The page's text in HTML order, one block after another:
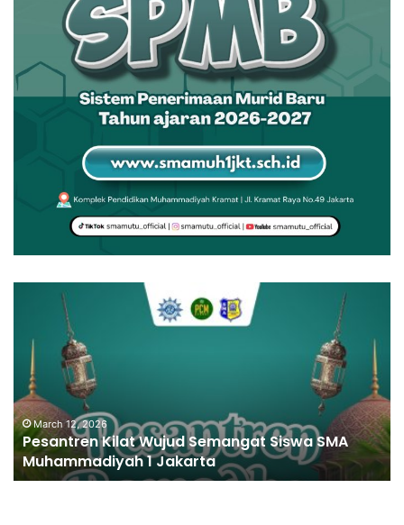
March 12, 2026
Pesantren Kilat Wujud Semangat Siswa SMA
Muhammadiyah 1 Jakarta